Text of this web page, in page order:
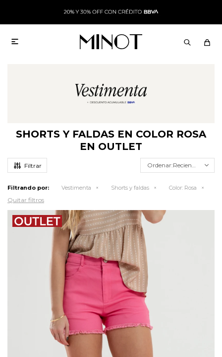

SHORTS Y FALDAS EN COLOR ROSA
EN OUTLET
Recientes
Filtrando por: Vestimenta Shorts y faldas Color: Rosa
Quitar filtros